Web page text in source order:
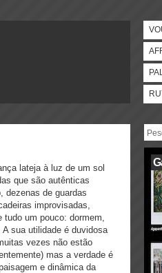
lateja à luz de um sol
que são autênticas
dezenas de guardas
improvisadas,
tudo um pouco: dormem,
sua utilidade é duvidosa
vezes não estão
mas a verdade é
e dinâmica da